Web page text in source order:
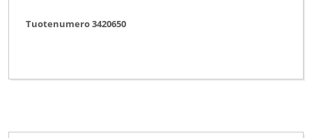
Tuotenumero 3420650